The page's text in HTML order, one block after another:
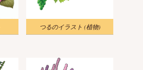
つるのイラスト (植物)